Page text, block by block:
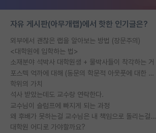
자유 게시판(아무개랩)에서 핫한 인기글은?
외부에서 괜찮은 랩을 알아보는 방법 (장문주의)
<대학원에 입학하는 법>
소재분야 석박사 대학원생 + 물박사들이 착각하는 거
포스텍 억까에 대해 (동문의 학문적 아웃풋에 대한 반박)
학위의 가치
석사 받았는데도 교수랑 연락한다.
교수님이 슬럼프에 빠지게 되는 과정
왜 후배가 못하는걸 교수님은 내 책임으로 돌리는걸까요?
대학원 어디로 가야할까요?